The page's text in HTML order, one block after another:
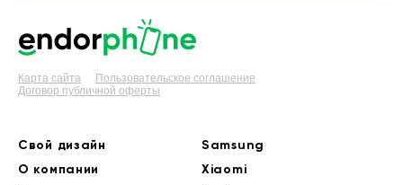
Карта сайта
Пользовательское соглашение
Договор публичной оферты
Свой дизайн
О компании
Samsung
Xiaomi